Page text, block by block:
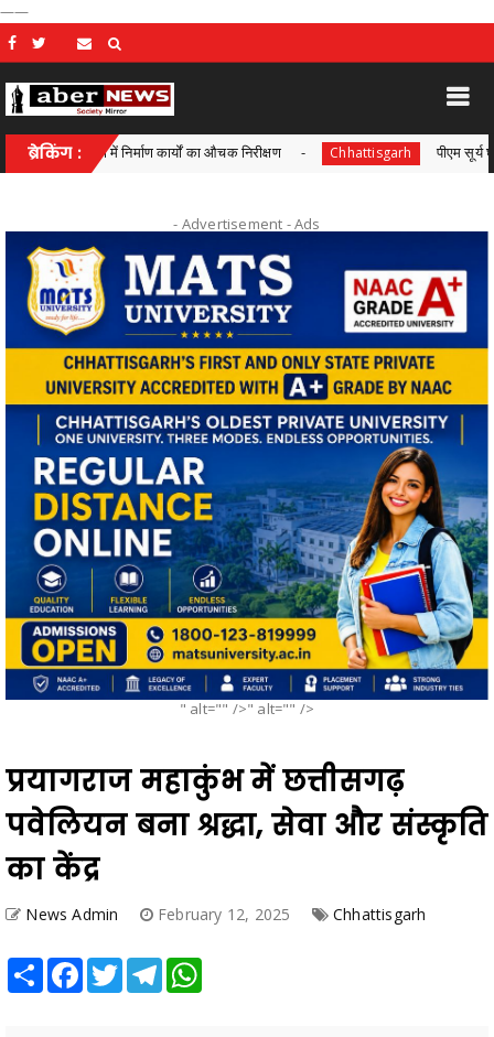
——
ब्रेकिंग :
में निर्माण कार्यों का औचक निरीक्षण Chhattisgarh पीएम सूर्य घर-मुफ्त बिजली
- Advertisement -Ads
" alt="" />" alt="" />
प्रयागराज महाकुंभ में छत्तीसगढ़
पवेलियन बना श्रद्धा, सेवा और संस्कृति
का केंद्र
News Admin February 12, 2025 Chhattisgarh
Share Facebook
TwitterTelegram